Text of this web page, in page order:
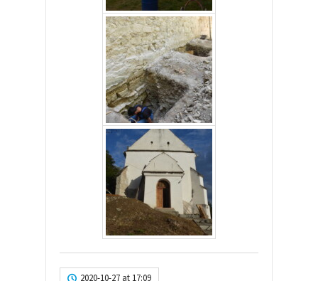
2020-10-27 at 17:09